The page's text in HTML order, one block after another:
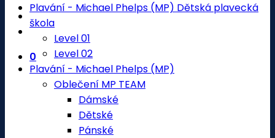
0
Plavání - Michael Phelps (MP) Dětská plavecká
škola
Level 01
Level 02
Plavání - Michael Phelps (MP)
Oblečení MP TEAM
Dámské
Dětské
Pánské